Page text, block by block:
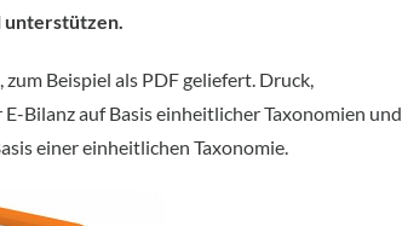
Beispiel als PDF geliefert. Druck,
Bilanz auf Basis einheitlicher Taxonomien und
einer einheitlichen Taxonomie.